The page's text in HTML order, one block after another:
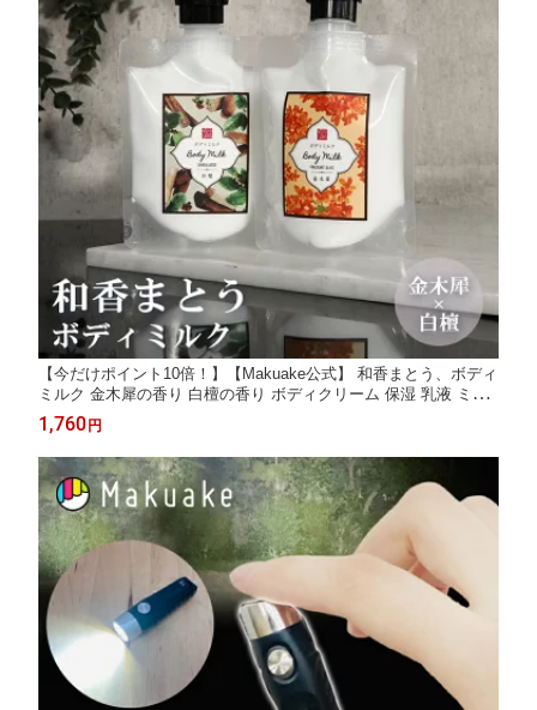
【今だけポイント10倍！】【Makuake公式】 和香まとう、ボディ
ミルク 金木犀の香り 白檀の香り ボディクリーム 保湿 乳液 ミル
ク ローション 金木犀 大容量 120g ナイアシンアミド ハリ もちも
ち 潤い 日本製 スキンケア プレゼント ギフト マクアケ Makuake
1,760 円